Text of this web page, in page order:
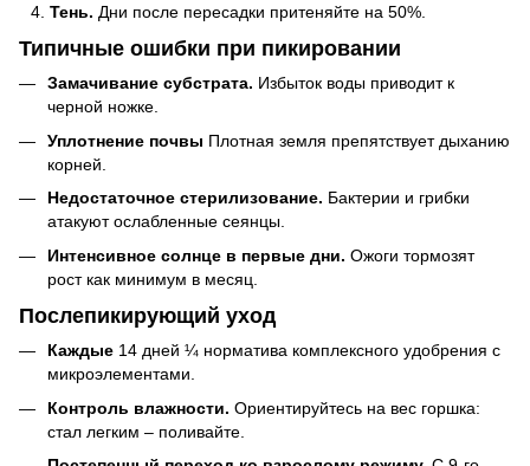
Тень. Дни после пересадки притеняйте на 50%.
Типичные ошибки при пикировании
Замачивание субстрата. Избыток воды приводит к
черной ножке.
Уплотнение почвы Плотная земля препятствует дыханию
корней.
Недостаточное стерилизование. Бактерии и грибки
атакуют ослабленные сеянцы.
Интенсивное солнце в первые дни. Ожоги тормозят
рост как минимум в месяц.
Послепикирующий уход
Каждые 14 дней ¼ норматива комплексного удобрения с
микроэлементами.
Контроль влажности. Ориентируйтесь на вес горшка:
стал легким – поливайте.